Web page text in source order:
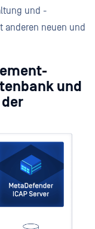
und -
neuen und
und